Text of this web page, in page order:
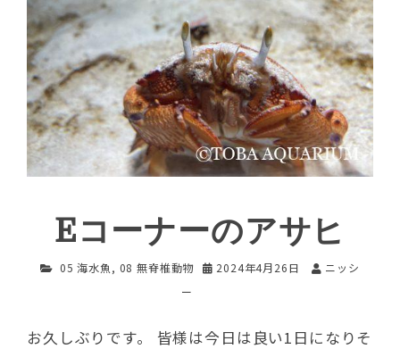
Eコーナーのアサヒ
05 海水魚 , 08 無脊椎動物 2024年4月26日
ニッシ
ー
お久しぶりです。 皆様は今日は良い1日になりそ